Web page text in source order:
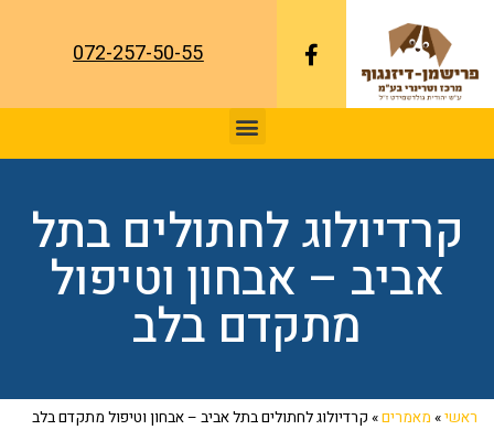
072-257-50-55
קרדיולוג לחתולים בתל
אביב – אבחון וטיפול
מתקדם בלב
ראשי» מאמרים» קרדיולוג לחתולים בתל אביב – אבחון וטיפול מתקדם בלב